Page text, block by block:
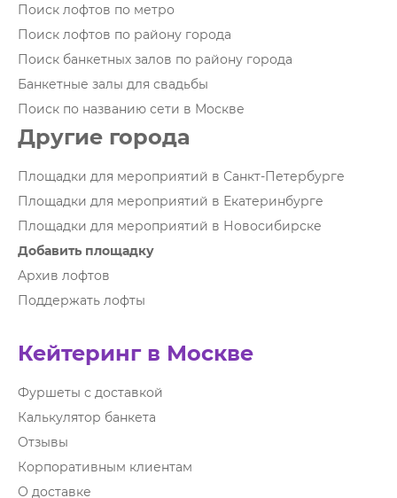
Поиск лофтов по метро
Поиск лофтов по району города
Поиск банкетных залов по району города
Банкетные залы для свадьбы
Поиск по названию сети в Москве
Другие города
Площадки для мероприятий в Санкт-Петербурге
Площадки для мероприятий в Екатеринбурге
Площадки для мероприятий в Новосибирске
Добавить площадку
Архив лофтов
Поддержать лофты
Кейтеринг в Москве
Фуршеты с доставкой
Калькулятор банкета
Отзывы
Корпоративным клиентам
О доставке